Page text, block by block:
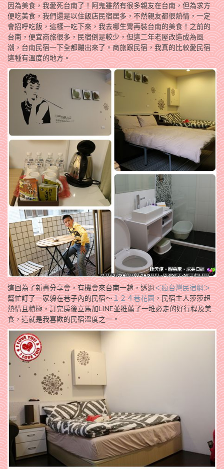
因為美食，我愛死台南了！阿鬼雖然有很多親友在台南，但為求方
便吃美食，我們還是以住飯店民宿居多，不然親友都很熱情，一定
會招呼吃飯，這樣一吃下來，我去哪生胃再裝台南的美食！之前的
台南，便宜商旅很多，民宿倒是較少，但這二年老屋改造成為風
潮，台南民宿一下全都蹦出來了。商旅跟民宿，我真的比較愛民宿
這種有溫度的地方。
這回為了新書分享會，有機會來台南一趟，透過＜瘋台灣民宿網＞
幫忙訂了一家躲在巷子內的民宿～１２４巷花園，民宿主人莎莎超
熱情且積極，訂完房後立馬加LINE並推薦了一堆必走的好行程及美
食，這就是我喜歡的民宿溫度之一。